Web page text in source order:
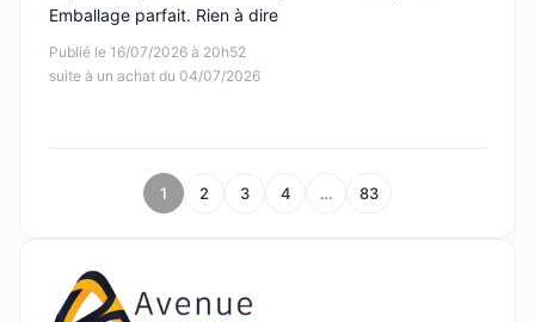
Publié le 16/07/2026 à 20h52
suite à un achat du 04/07/2026
Emballage parfait. Rien à dire
1 2 3 4 … 83